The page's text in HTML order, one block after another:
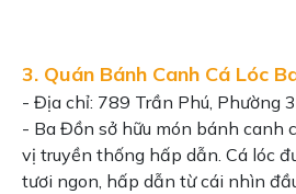
3. Quán Bánh Canh Cá Lóc
- Địa chỉ: 789 Trần Phú, Phường
- Ba Đồn sở hữu món bánh canh
vị truyền thống hấp dẫn. Cá lóc
tươi ngon, hấp dẫn từ cái nhìn